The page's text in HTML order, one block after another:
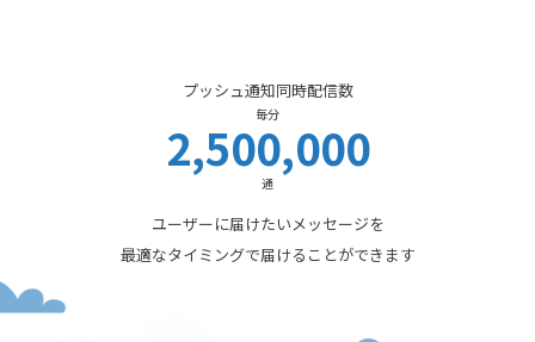
プッシュ通知同時配信数
毎分
2,500,000
通
ユーザーに届けたいメッセージを
最適なタイミングで届けることができます